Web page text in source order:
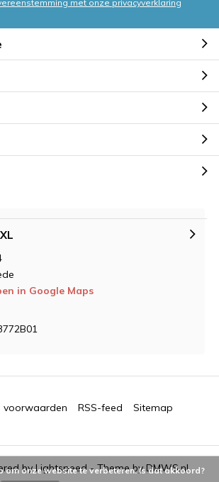
met onze privacyverklaring
in Google Maps
byLightspeed- Theme byDMWS.nl
voorwaarden RSS-feed Sitemap
om onze website te verbeteren. Is dat akkoord?